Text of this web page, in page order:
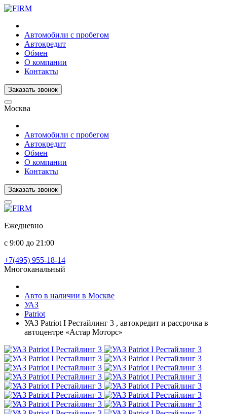
Автомобили с пробегом
Автокредит
Обмен
О компании
Контакты
Заказать звонок
Москва
Автомобили с пробегом
Автокредит
Обмен
О компании
Контакты
Заказать звонок
Ежедневно
с 9:00 до 21:00
+7(495) 955-18-14
Многоканальный
Авто в наличии в Москве
УАЗ
Patriot
УАЗ Patriot I Рестайлинг 3 , автокредит и рассрочка в
автоцентре «Астар Моторс»